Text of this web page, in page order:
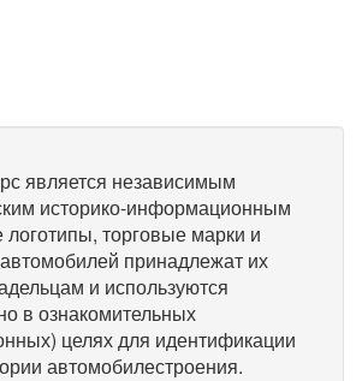
является независимым
историко-информационным
торговые марки и
принадлежат их
и используются
в ознакомительных
целях для идентификации
автомобилестроения.